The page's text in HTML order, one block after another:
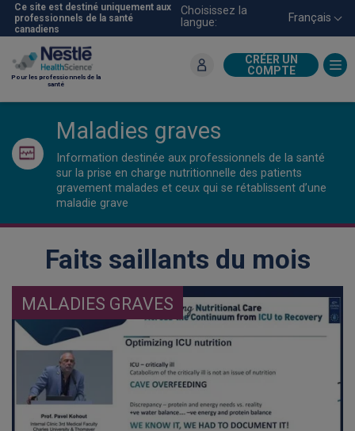
Aller
au
contenu
principal
Pour les professionnels de la
santé
Ce site est destiné uniquement aux
professionnels de la santé
canadiens
Choisissez la
langue:
Français
CRÉER UN
COMPTE
Maladies graves
Information destinée aux professionnels de la santé
sur la prise en charge nutritionnelle des patients
gravement malades et ceux qui se rétablissent d’une
maladie grave
Faits saillants du mois
MALADIES GRAVES